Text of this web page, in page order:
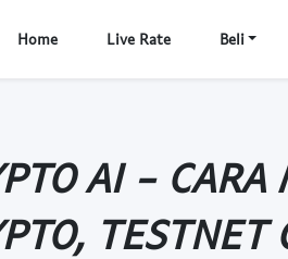
Home Live Rate Beli
AI - CARA
TESTNET